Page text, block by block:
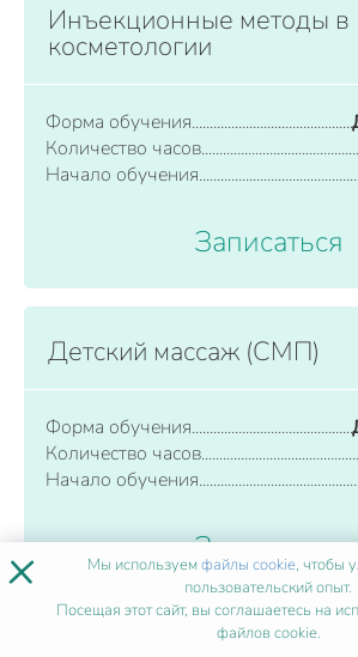
Инъекционные методы в
косметологии
Форма обучения
Количество часов
Начало обучения
Записаться
Детский массаж (СМП)
Форма обучения
Количество часов
Начало обучения
Записаться
× Мы используемфайлы cookie, чтобы
пользовательский опыт.
Посещая этот сайт, вы соглашаетесь на
файлов cookie.